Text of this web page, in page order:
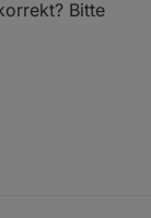
Bitte